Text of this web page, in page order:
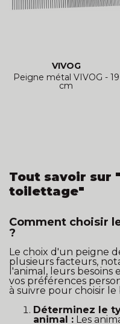
VIVOG
Peigne métal VIVOG - 19
cm
Tout savoir sur
toilettage"
Comment choisir
?
Le choix d'un peigne
plusieurs facteurs,
l'animal, leurs
vos préférences
à suivre pour choisir
Déterminez le
animal : Les